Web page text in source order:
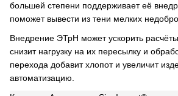
большей степени поддерживает её
поможет вывести из тени мелких
Внедрение ЭТрН может ускорить расчёты
снизит нагрузку на их пересылку и
перехода добавит хлопот и увеличит
автоматизацию.